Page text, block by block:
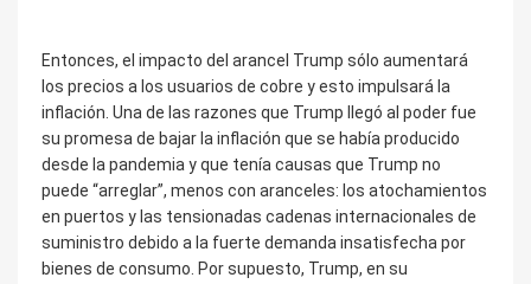
Entonces, el impacto del arancel Trump sólo aumentará
los precios a los usuarios de cobre y esto impulsará la
inflación. Una de las razones que Trump llegó al poder fue
su promesa de bajar la inflación que se había producido
desde la pandemia y que tenía causas que Trump no
puede “arreglar”, menos con aranceles: los atochamientos
en puertos y las tensionadas cadenas internacionales de
suministro debido a la fuerte demanda insatisfecha por
bienes de consumo. Por supuesto, Trump, en su